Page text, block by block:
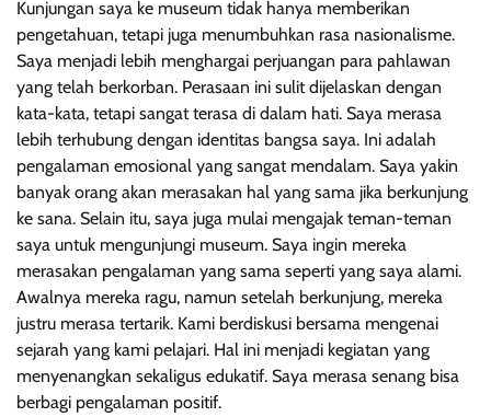
Kunjungan saya ke museum tidak hanya memberikan
pengetahuan, tetapi juga menumbuhkan rasa nasionalisme.
Saya menjadi lebih menghargai perjuangan para pahlawan
yang telah berkorban. Perasaan ini sulit dijelaskan dengan
kata-kata, tetapi sangat terasa di dalam hati. Saya merasa
lebih terhubung dengan identitas bangsa saya. Ini adalah
pengalaman emosional yang sangat mendalam. Saya yakin
banyak orang akan merasakan hal yang sama jika berkunjung
ke sana. Selain itu, saya juga mulai mengajak teman-teman
saya untuk mengunjungi museum. Saya ingin mereka
merasakan pengalaman yang sama seperti yang saya alami.
Awalnya mereka ragu, namun setelah berkunjung, mereka
justru merasa tertarik. Kami berdiskusi bersama mengenai
sejarah yang kami pelajari. Hal ini menjadi kegiatan yang
menyenangkan sekaligus edukatif. Saya merasa senang bisa
berbagi pengalaman positif.